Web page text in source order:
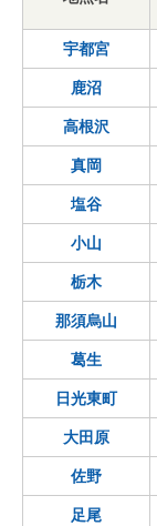
宇都宮
鹿沼
高根沢
真岡
塩谷
小山
栃木
那須烏山
葛生
日光東町
大田原
佐野
足尾